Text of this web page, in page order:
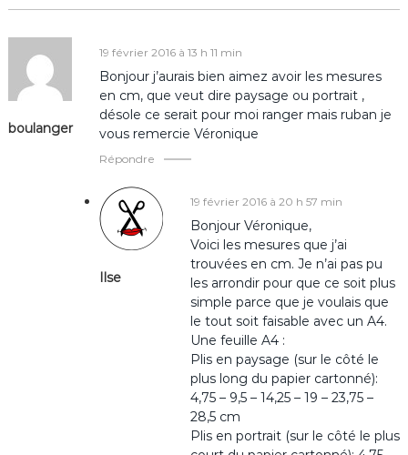
e
’boulanger
19 février 2016 à 13 h 11 min
Bonjour j’aurais bien aimez avoir les mesures
en cm, que veut dire paysage ou portrait ,
désole ce serait pour moi ranger mais ruban je
vous remercie Véronique
Répondre
Ilse
19 février 2016 à 20 h 57 min
Bonjour Véronique,
Voici les mesures que j’ai
trouvées en cm. Je n’ai pas pu
les arrondir pour que ce soit plus
simple parce que je voulais que
le tout soit faisable avec un A4.
Une feuille A4 :
Plis en paysage (sur le côté le
plus long du papier cartonné):
4,75 – 9,5 – 14,25 – 19 – 23,75 –
28,5 cm
Plis en portrait (sur le côté le plus